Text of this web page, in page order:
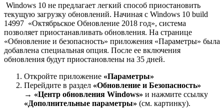
Windows 10 не предлагает легкий способ приостановить
текущую загрузку обновлений. Начиная с Windows 10 build
14997 «Октябрьское Обновление 2018 год», система
позволяет приостанавливать обновления. На странице
«Обновление и безопасность» приложения «Параметры» была
добавлена ​​специальная опция. После ее включения
обновления будут приостановлены на 35 дней.
Откройте приложение «Параметры»
Перейдите в раздел «Обновление и Безопасность»
→ «Центр обновления Windows» и нажмите ссылку
«Дополнительные параметры» (см. картинку).